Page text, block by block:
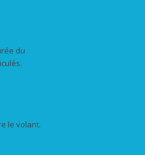
du
le volant.